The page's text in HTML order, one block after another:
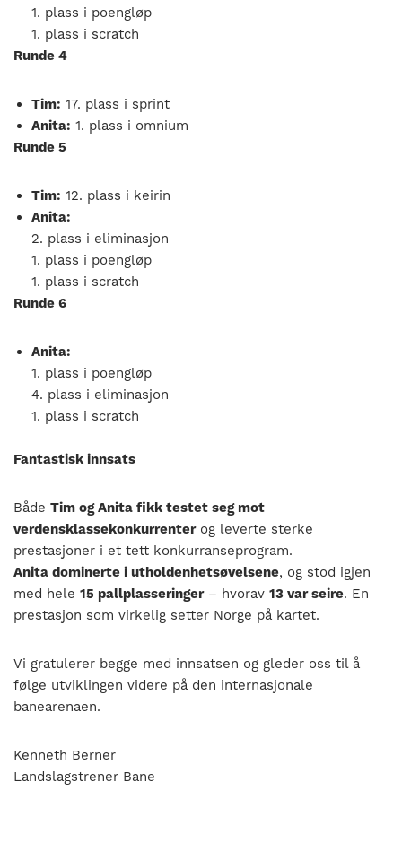
1. plass i poengløp
1. plass i scratch
Runde 4
Tim: 17. plass i sprint
Anita: 1. plass i omnium
Runde 5
Tim: 12. plass i keirin
Anita:
2. plass i eliminasjon
1. plass i poengløp
1. plass i scratch
Runde 6
Anita:
1. plass i poengløp
4. plass i eliminasjon
1. plass i scratch
Fantastisk innsats
Både Tim og Anita fikk testet seg mot
verdensklassekonkurrenterog leverte sterke
prestasjoner i et tett konkurranseprogram.
Anita dominerte i utholdenhetsøvelsene, og stod igjen
med hele 15 pallplasseringer– hvorav 13 var seire. En
prestasjon som virkelig setter Norge på kartet.
Vi gratulerer begge med innsatsen og gleder oss til å
følge utviklingen videre på den internasjonale
banearenaen.
Kenneth Berner
Landslagstrener Bane